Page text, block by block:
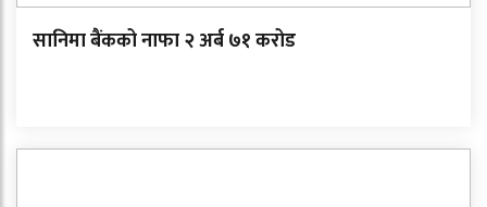
सानिमा बैंकको नाफा २ अर्ब ७१ करोड